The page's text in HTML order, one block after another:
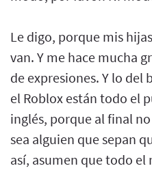
Le digo, porque mis
van. Y me hace mucha
de expresiones. Y lo del
el Roblox están todo el
inglés, porque al final no
sea alguien que sepan
así, asumen que todo el